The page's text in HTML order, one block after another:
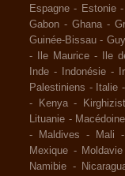
Espagne - Estonie -
Gabon - Ghana -
Guinée-Bissau -
-
Ile Maurice - Ile
Inde - Indonésie -
Palestiniens - Italie -
-
Kenya -
Lituanie -
-
Maldives - Mali -
Mexique - Moldavie
Namibie -